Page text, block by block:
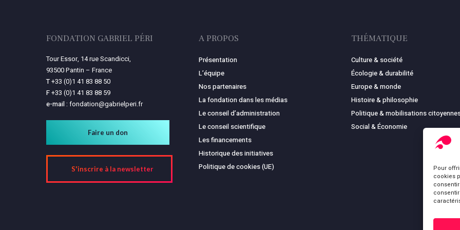
Pour
cookies
Sous-total :
FONDATION GABRIEL PÉRI
Tour Essor, 14 rue Scandicci,
93500 Pantin – France
T+33 (0)1 41 83 88 50
F+33 (0)1 41 83 88 59
e-mail : fondation@gabrielperi.fr
Faire un don
S'inscrire à la newsletter
A PROPOS
Présentation
L’équipe
Nos partenaires
La fondation dans les médias
Le conseil d’administration
Le conseil scientifique
Les financements
Historique des initiatives
Politique de cookies (UE)
THÉMATIQUE
Culture & société
Écologie & durabilité
Europe & monde
Histoire & philosophie
Politique & mobilisations
Social & Économie